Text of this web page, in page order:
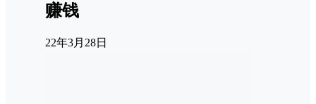
赚钱
22年3月28日